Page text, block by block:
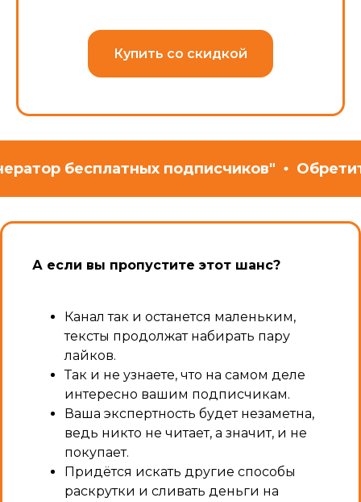
Купить со скидкой
подписчиков" Обретите
А если вы пропустите этот шанс?
Канал так и останется маленьким,
тексты продолжат набирать пару
лайков.
Так и не узнаете, что на самом деле
интересно вашим подписчикам.
Ваша экспертность будет незаметна,
ведь никто не читает, а значит, и не
покупает.
Придётся искать другие способы
раскрутки и сливать деньги на